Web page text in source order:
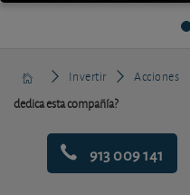
Invertir Acciones
dedica esta compañía?
913 009 141